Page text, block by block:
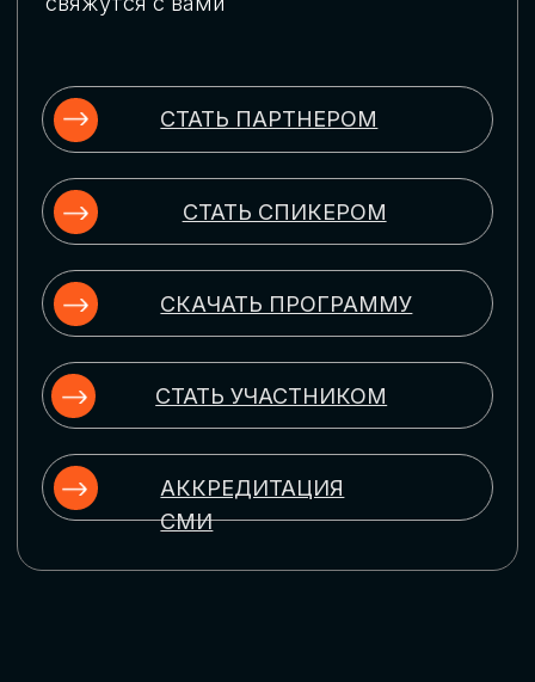
ИСКУССТВЕННЫЙ
Узнаем как компании адаптируются к
новой ИИ-реальности. Как ИИ-
сотрудники становятся
«полноправными» членами команды, как
ИИ-помощники забирают на себя рутину
и как можно значительно увеличить
производительность без огромных
затрат на нейросети
ЦИФРОВИЗАЦИЯ
УПРАВЛЕНИЯ ПЕРСОНАЛОМ
Рассмотрим управление человеческим
комплексные решения для роста
производительности и кейсы
оптимизации процессов найма,
развития, оценки и удержания
ЦИФРОВИЗАЦИЯ
КЛИЕНТСКОГО СЕРВИСА
Разберем кейсы в сфере цифровизации